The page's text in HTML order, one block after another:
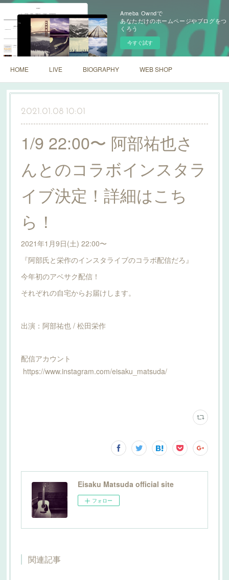
Ameba Owndで
あなただけのホームページやブログをつ
くろう
今すぐ試す
HOME LIVE BIOGRAPHY WEB SHOP
2021.01.08 10:01
1/9 22:00〜 阿部祐也さ
んとのコラボインスタラ
イブ決定！詳細はこち
ら！
2021年1月9日(土) 22:00〜
『阿部氏と栄作のインスタライブのコラボ配信だろ』
今年初のアベサク配信！
それぞれの自宅からお届けします。
出演：阿部祐也 / 松田栄作
配信アカウント
https://www.instagram.com/eisaku_matsuda/
Eisaku Matsuda official site
フォロー
関連記事